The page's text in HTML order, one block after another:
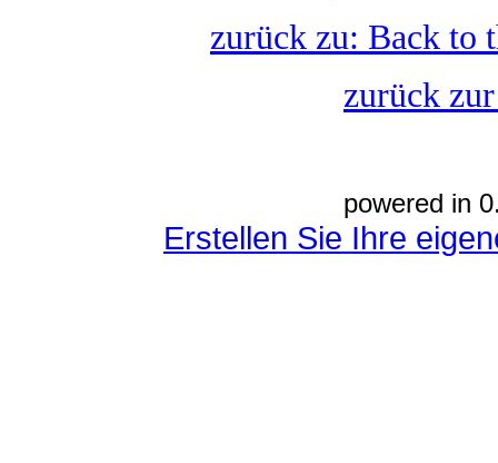
zurück zu: Back to
zurück
powered in
Erstellen Sie Ihre